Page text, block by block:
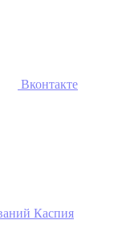
Вконтакте
Каспия